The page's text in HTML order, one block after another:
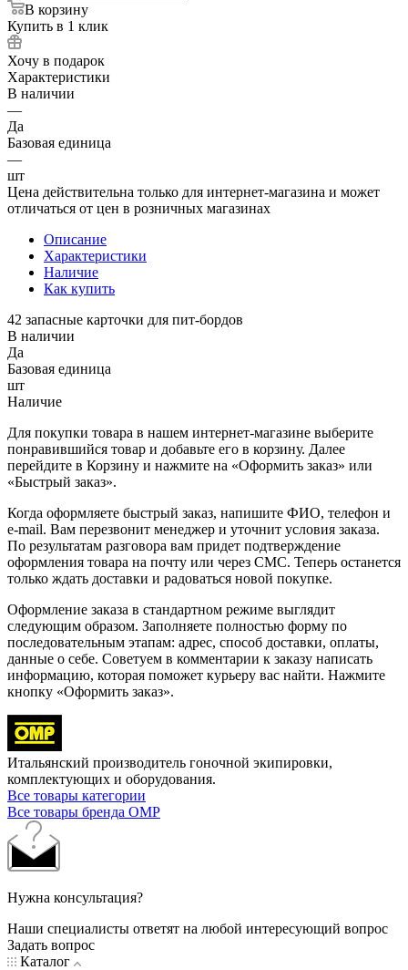
В корзину
Купить в 1 клик
Хочу в подарок
Характеристики
В наличии
—
Да
Базовая единица
—
шт
Цена действительна только для интернет-магазина и может
отличаться от цен в розничных магазинах
Описание
Характеристики
Наличие
Как купить
42 запасные карточки для пит-бордов
В наличии
Да
Базовая единица
шт
Наличие
Для покупки товара в нашем интернет-магазине выберите
понравившийся товар и добавьте его в корзину. Далее
перейдите в Корзину и нажмите на «Оформить заказ» или
«Быстрый заказ».
Когда оформляете быстрый заказ, напишите ФИО, телефон и
e-mail. Вам перезвонит менеджер и уточнит условия заказа.
По результатам разговора вам придет подтверждение
оформления товара на почту или через СМС. Теперь останется
только ждать доставки и радоваться новой покупке.
Оформление заказа в стандартном режиме выглядит
следующим образом. Заполняете полностью форму по
последовательным этапам: адрес, способ доставки, оплаты,
данные о себе. Советуем в комментарии к заказу написать
информацию, которая поможет курьеру вас найти. Нажмите
кнопку «Оформить заказ».
Итальянский производитель гоночной экипировки,
комплектующих и оборудования.
Все товары категории
Все товары бренда OMP
Нужна консультация?
Наши специалисты ответят на любой интересующий вопрос
Задать вопрос
Каталог